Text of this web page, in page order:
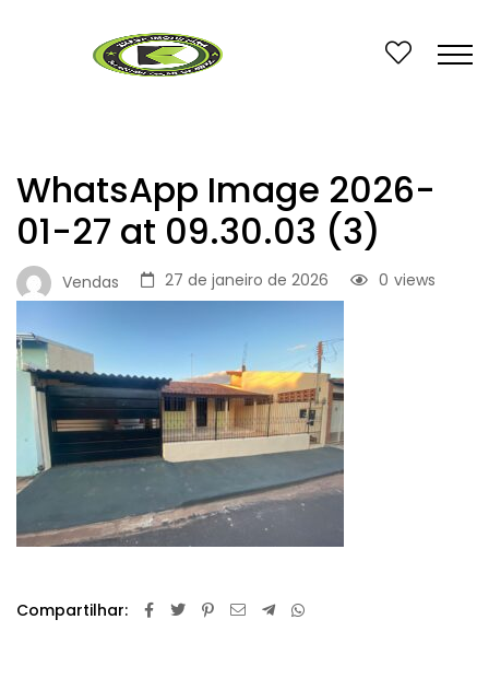
WhatsApp Image 2026-
01-27 at 09.30.03 (3)
Vendas 27 de janeiro de 2026 views
0
Compartilhar: